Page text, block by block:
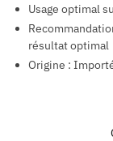
Usage optimal
résultat optimal
Origine :